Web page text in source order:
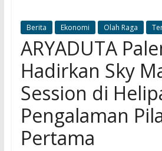
Berita Ekonomi Olah Raga
ARYADUTA
Hadirkan Sky
Session di
Pengalaman
Pertama